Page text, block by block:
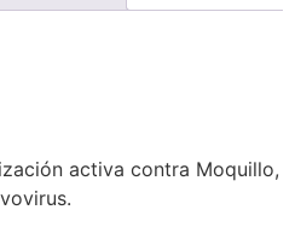
activa contra Moquillo,